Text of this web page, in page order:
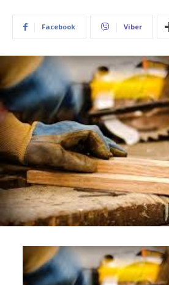
Facebook Viber